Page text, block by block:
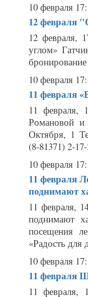
10 февраля
12 февраля
12 февраля,
углом»
10 февраля
11 февраля
11 февраля,
Романовой и
Октября, 1
(8-81371) 2-
10 февраля
11 февраля
поднимают
11 февраля,
поднимают
посещения
«Радость
10 февраля
11 февраля
11 февраля,